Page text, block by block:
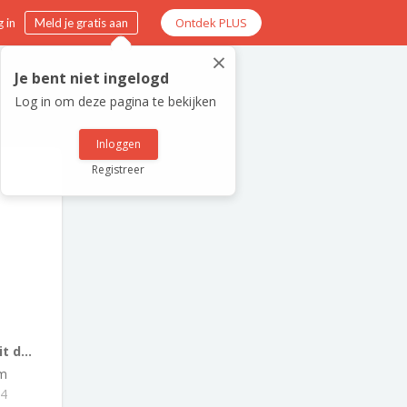
in Meld je gratis aan Ontdek PLUS
×
Je bent niet ingelogd
Log in om deze pagina te bekijken
Inloggen
Registreer
d...